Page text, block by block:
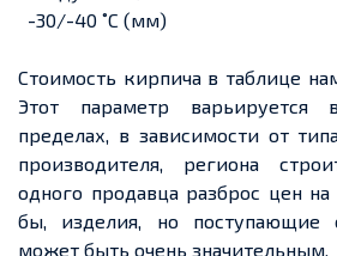
-30/-40 ˚С (мм)
Стоимость кирпича в таблице
Этот параметр
пределах, в зависимости от
производителя, региона
одного продавца разброс цен
бы, изделия, но поступающие
может быть очень значительным.